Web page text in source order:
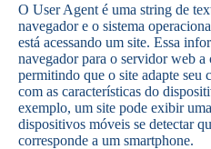
O User Agent é uma string de
navegador e o sistema
está acessando um site. Essa
navegador para o servidor web a
permitindo que o site adapte seu
com as características do
exemplo, um site pode exibir
dispositivos móveis se detectar
corresponde a um smartphone.